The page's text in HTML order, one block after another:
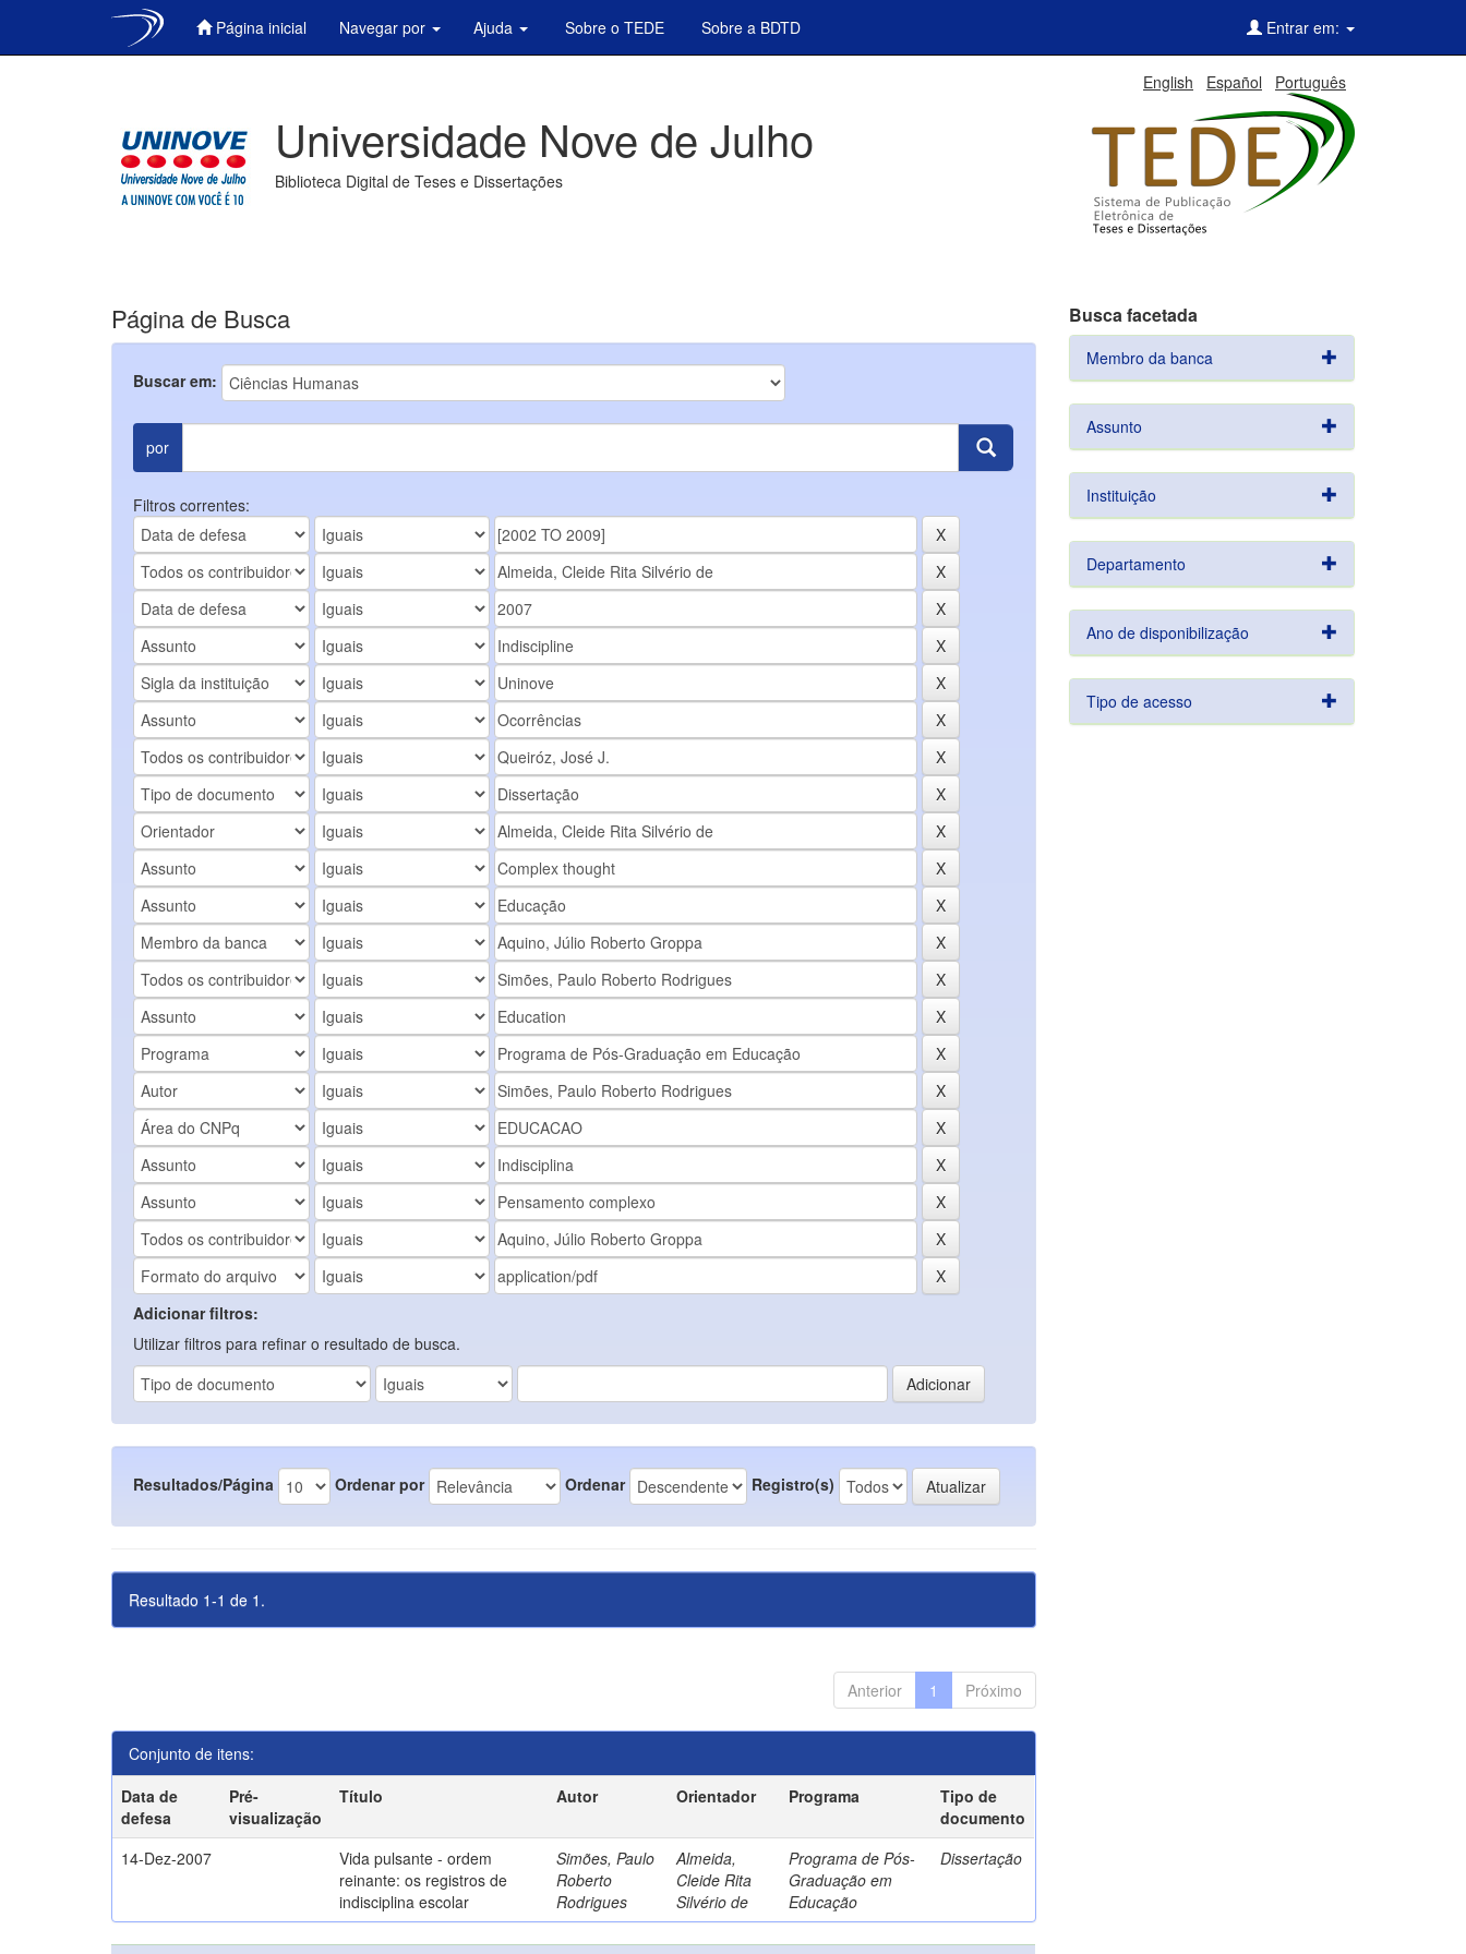
Página inicial Navegar por Ajuda Sobre o TEDE Sobre a BDTD Entrar em:
English Español Português
Universidade Nove de Julho
Biblioteca Digital de Teses e Dissertações
Página de Busca
Buscar em:
por
Filtros correntes:
Adicionar filtros:
Utilizar filtros para refinar o resultado de busca.
Resultados/Página Ordenar por Ordenar Registro(s)
Resultado 1-1 de 1.
Anterior 1 Próximo
Conjunto de itens:
Data de
defesa
Pré-
visualização
Título Autor Orientador Programa
Tipo de
documento
14-Dez-2007
Vida pulsante - ordem
reinante: os registros de
indisciplina escolar
Simões, Paulo
Roberto
Rodrigues
Almeida,
Cleide Rita
Silvério de
Programa de Pós-
Graduação em
Educação
Dissertação
Busca facetada
Membro da banca
Assunto
Instituição
Departamento
Ano de disponibilização
Tipo de acesso